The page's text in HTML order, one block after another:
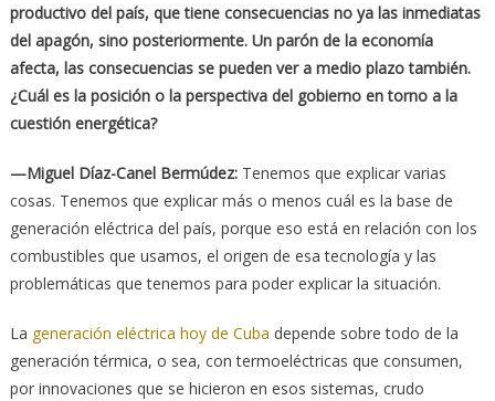
productivo del país, que tiene consecuencias no ya las inmediatas
del apagón, sino posteriormente. Un parón de la economía
afecta, las consecuencias se pueden ver a medio plazo también.
¿Cuál es la posición o la perspectiva del gobierno en torno a la
cuestión energética?
—Miguel Díaz-Canel Bermúdez: Tenemos que explicar varias
cosas. Tenemos que explicar más o menos cuál es la base de
generación eléctrica del país, porque eso está en relación con los
combustibles que usamos, el origen de esa tecnología y las
problemáticas que tenemos para poder explicar la situación.
La generación eléctrica hoy de Cuba depende sobre todo de la
generación térmica, o sea, con termoeléctricas que consumen,
por innovaciones que se hicieron en esos sistemas, crudo